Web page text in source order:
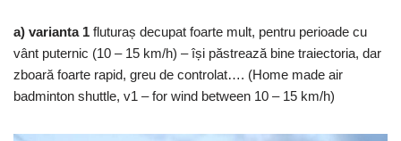
a) varianta 1 fluturaș decupat foarte mult, pentru perioade cu
vânt puternic (10 – 15 km/h) – își păstrează bine traiectoria, dar
zboară foarte rapid, greu de controlat…. (Home made air
badminton shuttle, v1 – for wind between 10 – 15 km/h)